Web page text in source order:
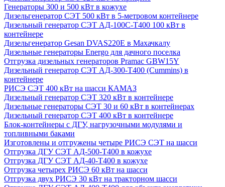
Генераторы 300 и 500 кВт в кожухе
Дизельгенератор СЭТ 500 кВт в 5-метровом контейнере
Дизельный генератор СЭТ АД-100С-Т400 100 кВт в
контейнере
Дизельгенератор Gesan DVAS220E в Махачкалу
Дизельные генераторы Energo для дачного поселка
Отгрузка дизельных генераторов Pramac GВW15Y
Дизельный генератор СЭТ АД-300-Т400 (Cummins) в
контейнере
РИСЭ СЭТ 400 кВт на шасси КАМАЗ
Дизельный генератор СЭТ 320 кВт в контейнере
Дизельные генераторы СЭТ 30 и 60 кВт в контейнерах
Дизельный генератор СЭТ 400 кВт в контейнере
Блок-контейнеры с ДГУ, нагрузочными модулями и
топливными баками
Изготовлены и отгружены четыре РИСЭ СЭТ на шасси
Отгрузка ДГУ СЭТ АД-500-Т400 в кожухе
Отгрузка ДГУ СЭТ АД-40-Т400 в кожухе
Отгрузка четырех РИСЭ 60 кВт на шасси
Отгрузка двух РИСЭ 30 кВт на тракторном шасси